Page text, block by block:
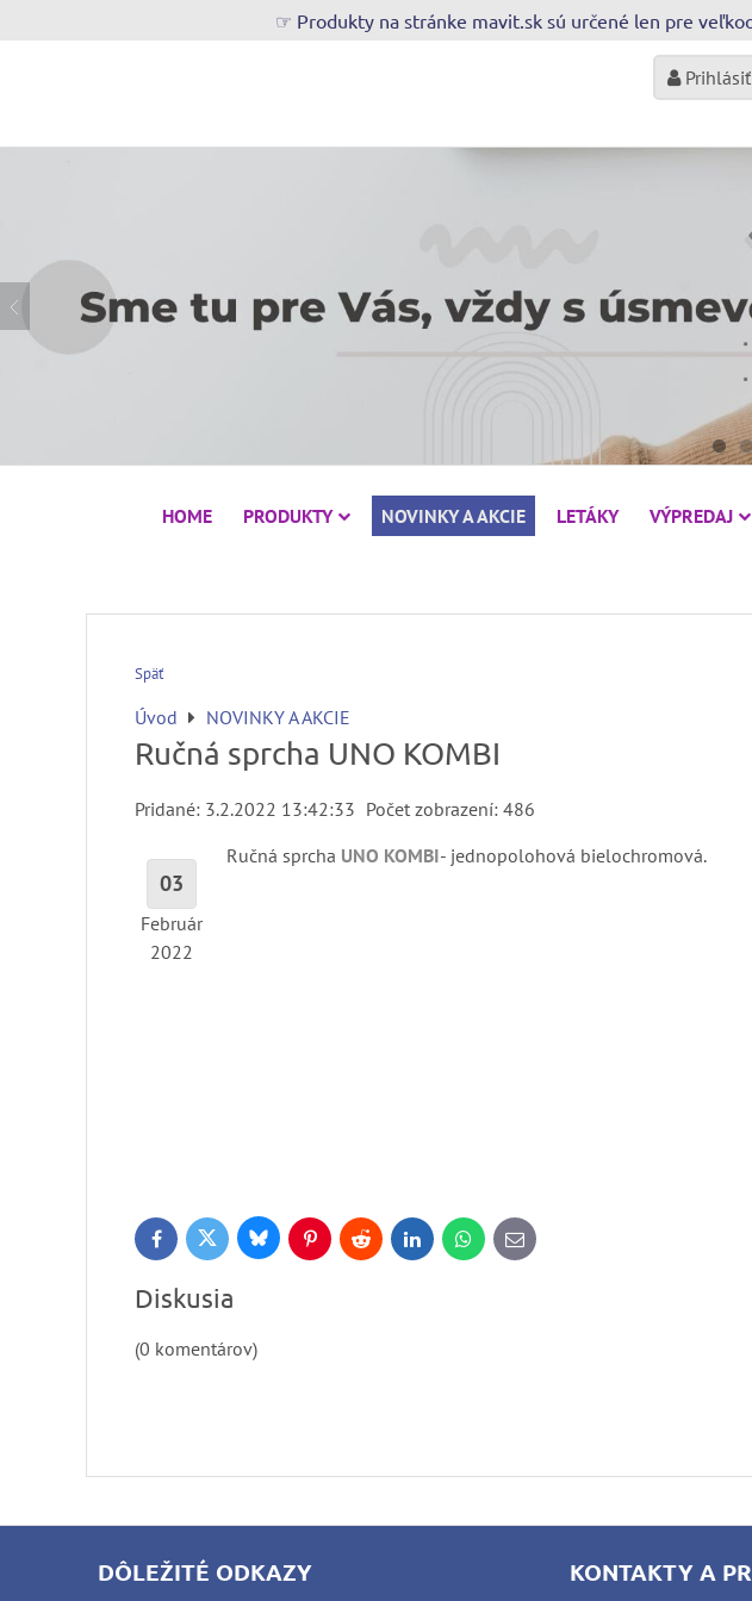
☞ Produkty na stránke mavit.sk sú určené len pre
Prihlásiť
HOME PRODUKTY NOVINKY A AKCIE LETÁKY VÝPREDAJ
Späť
Úvod NOVINKY A AKCIE
Ručná sprcha UNO KOMBI
Pridané: 3.2.2022 13:42:33 Počet zobrazení: 486
03
Február
2022
Ručná sprcha UNO KOMBI- jednopolohová bielochromová.
FacebookTwitter BlueskyPinterestReddit LinkedInWhatsApp
E-
mail
Diskusia
(0 komentárov)
DÔLEŽITÉ ODKAZY KONTAKTY A